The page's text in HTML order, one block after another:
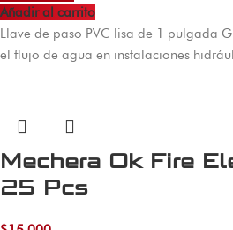
Añadir al carrito
Llave de paso PVC lisa de 1 pulgada
el flujo de agua en instalaciones
Mechera Ok Fire
25 Pcs